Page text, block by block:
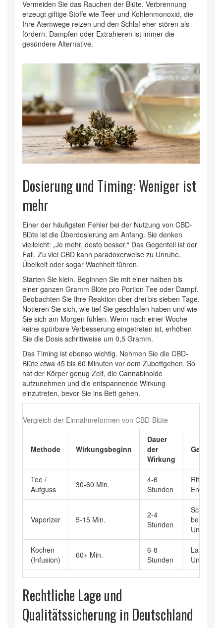
Vermeiden Sie das Rauchen der Blüte. Verbrennung
erzeugt giftige Stoffe wie Teer und Kohlenmonoxid, die
Ihre Atemwege reizen und den Schlaf eher stören als
fördern. Dampfen oder Extrahieren ist immer die
gesündere Alternative.
Dosierung und Timing: Weniger ist
mehr
Einer der häufigsten Fehler bei der Nutzung von CBD-
Blüte ist die Überdosierung am Anfang. Sie denken
vielleicht: „Je mehr, desto besser.“ Das Gegenteil ist der
Fall. Zu viel CBD kann paradoxerweise zu Unruhe,
Übelkeit oder sogar Wachheit führen.
Starten Sie klein. Beginnen Sie mit einer halben bis
einer ganzen Gramm Blüte pro Portion Tee oder Dampf.
Beobachten Sie Ihre Reaktion über drei bis sieben Tage.
Notieren Sie sich, wie tief Sie geschlafen haben und wie
Sie sich am Morgen fühlen. Wenn nach einer Woche
keine spürbare Verbesserung eingetreten ist, erhöhen
Sie die Dosis schrittweise um 0,5 Gramm.
Das Timing ist ebenso wichtig. Nehmen Sie die CBD-
Blüte etwa 45 bis 60 Minuten vor dem Zubettgehen. So
hat der Körper genug Zeit, die Cannabinoide
aufzunehmen und die entspannende Wirkung
einzutreten, bevor Sie ins Bett gehen.
Vergleich der Einnahmeformen von CBD-Blüte
Methode Wirkungsbeginn
Dauer
der
Wirkung
Tee /
Aufguss
30-60 Min.
4-6
Stunden
Rituale,
Vaporizer 5-15 Min.
2-4
Stunden
Schnelle
bei akuter
Unruhe
Kochen
(Infusion)
60+ Min.
6-8
Stunden
Rechtliche Lage und
Qualitätssicherung in Deutschland